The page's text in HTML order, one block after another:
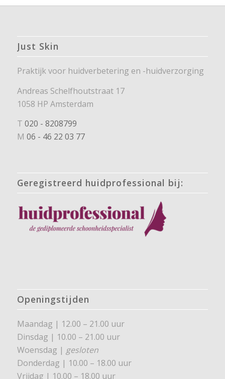
Just Skin
Praktijk voor huidverbetering en -huidverzorging
Andreas Schelfhoutstraat 17
1058 HP Amsterdam
T 020 - 8208799
M 06 - 46 22 03 77
Geregistreerd huidprofessional bij:
Openingstijden
Maandag | 12.00 – 21.00 uur
Dinsdag | 10.00 – 21.00 uur
Woensdag | gesloten
Donderdag | 10.00 – 18.00 uur
Vrijdag | 10.00 – 18.00 uur